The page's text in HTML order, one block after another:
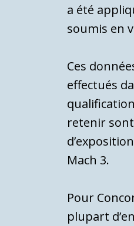
a été
soumis en
Ces
effectués
retenir
Mach 3.
Pour
plupart